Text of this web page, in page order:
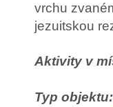
vrchu
jezuitskou
Aktivity v
Typ objektu: